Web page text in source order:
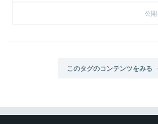
公開
このタグのコンテンツをみる